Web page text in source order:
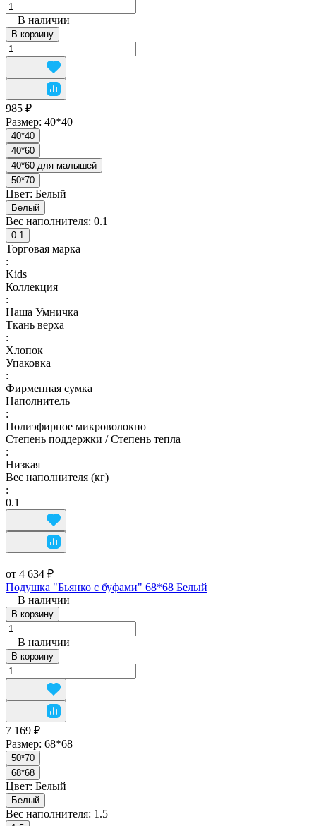
В наличии
В корзину
985 ₽
Размер: 40*40
40*40
40*60
40*60 для малышей
50*70
Цвет: Белый
Белый
Вес наполнителя: 0.1
0.1
Торговая марка
:
Kids
Коллекция
:
Наша Умничка
Ткань верха
:
Хлопок
Упаковка
:
Фирменная сумка
Наполнитель
:
Полиэфирное микроволокно
Степень поддержки / Степень тепла
:
Низкая
Вес наполнителя (кг)
:
0.1
от 4 634 ₽
Подушка "Бьянко с буфами" 68*68 Белый
В наличии
В корзину
В наличии
В корзину
7 169 ₽
Размер: 68*68
50*70
68*68
Цвет: Белый
Белый
Вес наполнителя: 1.5